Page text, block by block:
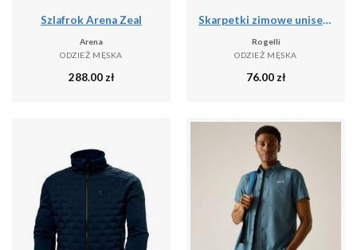
Szlafrok Arena Zeal
Arena
ODZIEŻ MĘSKA
288.00 zł
Skarpetki zimowe unisex Rogelli Merino z owczej wełny 2-pack
Rogelli
ODZIEŻ MĘSKA
76.00 zł